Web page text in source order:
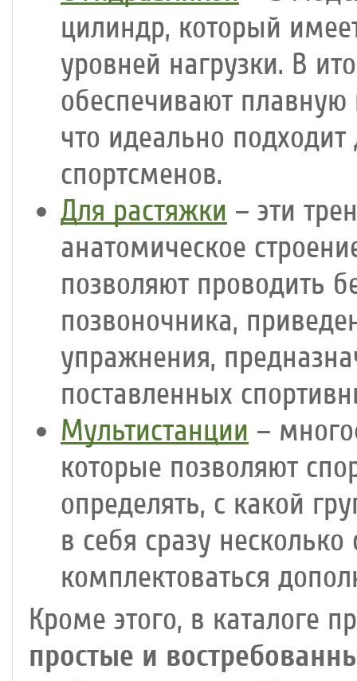
цилиндр, который
уровней нагрузки. В
обеспечивают
что идеально
спортсменов.
Для растяжки – эти
анатомическое
позволяют проводить
позвоночника,
упражнения,
поставленных
Мультистанции –
которые позволяют
определять, с какой
в себя сразу
комплектоваться
Кроме этого, в каталоге
простые и